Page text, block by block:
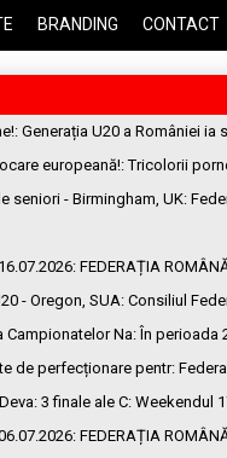
BRANDING CONTACT
: Generația U20 a României
europeană!: Tricolorii
seniori - Birmingham, UK:
: FEDERAȚIA
- Oregon, SUA: Consiliul
Campionatelor Na: În perioada
de perfecționare pentr:
3 finale ale C: Weekendul
: FEDERAȚIA